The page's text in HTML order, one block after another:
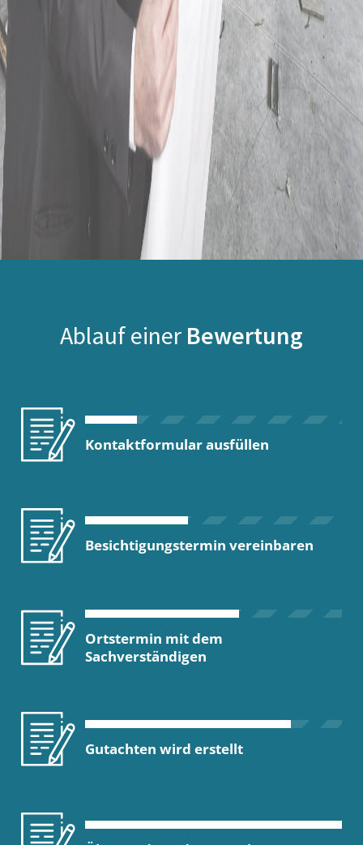
Ablauf einer Bewertung
Kontaktformular ausfüllen
Besichtigungstermin vereinbaren
Ortstermin mit dem
Sachverständigen
Gutachten wird erstellt